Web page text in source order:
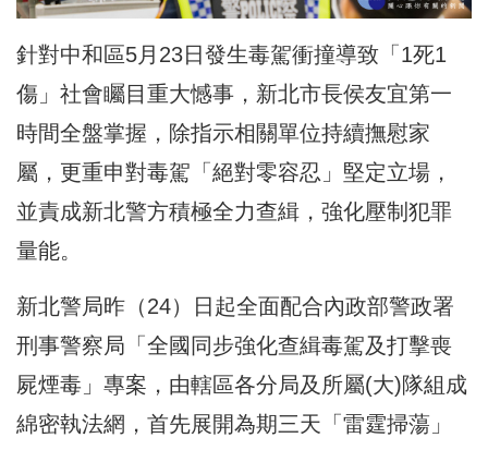
針對中和區5月23日發生毒駕衝撞導致「1死1
傷」社會矚目重大憾事，新北市長侯友宜第一
時間全盤掌握，除指示相關單位持續撫慰家
屬，更重申對毒駕「絕對零容忍」堅定立場，
並責成新北警方積極全力查緝，強化壓制犯罪
量能。
新北警局昨（24）日起全面配合內政部警政署
刑事警察局「全國同步強化查緝毒駕及打擊喪
屍煙毒」專案，由轄區各分局及所屬(大)隊組成
綿密執法網，首先展開為期三天「雷霆掃蕩」